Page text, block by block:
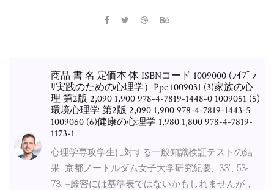
商品 書 名 定価本 体 ISBNコード 1009000 (ﾗｲﾌﾞﾗ
ﾘ実践のための心理学）Ppc 1009031 (3)家族の心
理 第2版 2,090 1,900 978-4-7819-1448-0 1009051 (5)
環境心理学 第2版 2,090 1,900 978-4-7819-1443-5
1009060 (6)健康の心理学 1,980 1,800 978-4-7819-
1173-1
心理学専攻学生に対する一般知識検証テストの結
果. 京都ノートルダム女子大学研究紀要, ''33'', 53-
73. --厳密には基準表ではないかもしれませんが，